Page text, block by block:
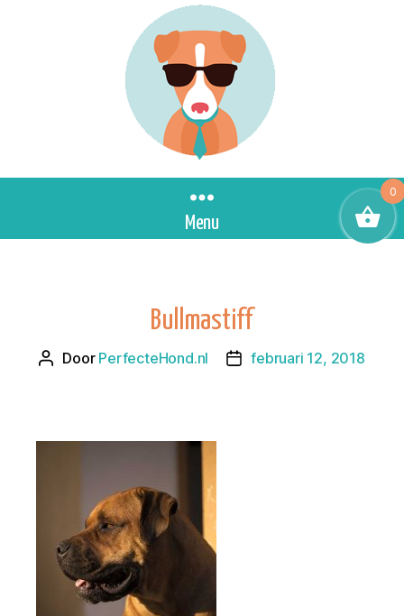
Menu
Bullmastiff
Berichtauteur
Door PerfecteHond.nl Berichtdatum
februari 12, 2018
0